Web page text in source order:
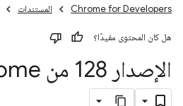
Chrome for Developers المستندات
هل كان المحتوى مفيدًا؟
الإصدار 128 من Chrome